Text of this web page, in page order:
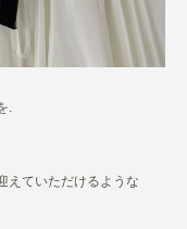
.
えていただけるような